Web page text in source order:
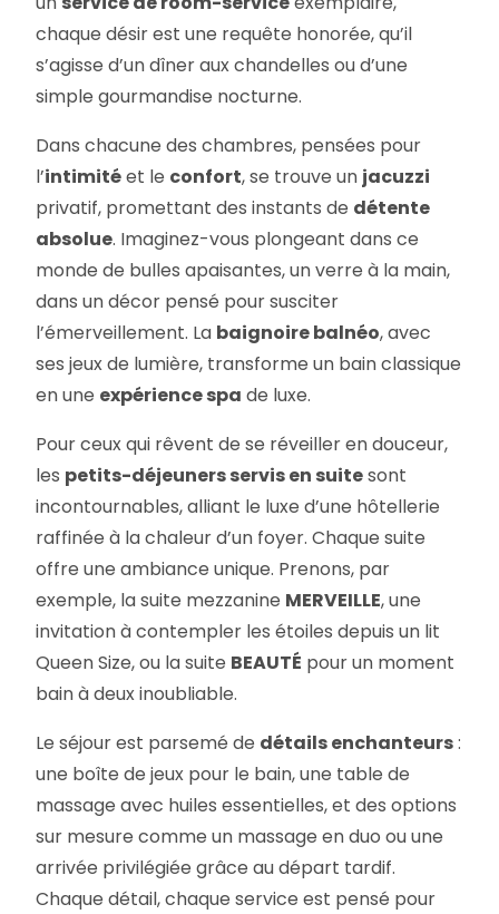
chaque désir est une requête honorée, qu’il
s’agisse d’un dîner aux chandelles ou d’une
simple gourmandise nocturne.
Dans chacune des chambres, pensées pour
l’intimitéet le confort, se trouve un jacuzzi
privatif, promettant des instants de détente
absolue. Imaginez-vous plongeant dans ce
monde de bulles apaisantes, un verre à la main,
dans un décor pensé pour susciter
l’émerveillement. La baignoire balnéo, avec
ses jeux de lumière, transforme un bain classique
en une expérience spa de luxe.
Pour ceux qui rêvent de se réveiller en douceur,
les petits-déjeuners servis en suitesont
incontournables, alliant le luxe d’une hôtellerie
raffinée à la chaleur d’un foyer. Chaque suite
offre une ambiance unique. Prenons, par
exemple, la suite mezzanine MERVEILLE, une
invitation à contempler les étoiles depuis un lit
Queen Size, ou la suite BEAUTÉ pour un moment
bain à deux inoubliable.
Le séjour est parsemé de détails enchanteurs:
une boîte de jeux pour le bain, une table de
massage avec huiles essentielles, et des options
sur mesure comme un massage en duo ou une
arrivée privilégiée grâce au départ tardif.
Chaque détail, chaque service est pensé pour